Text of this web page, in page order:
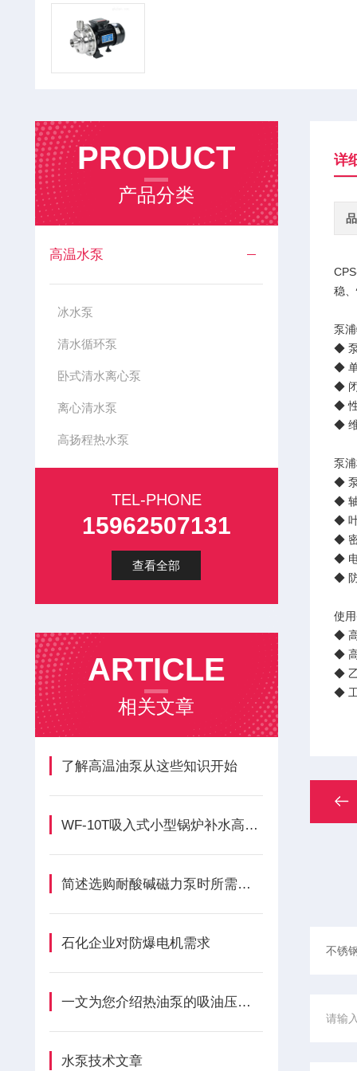
PRODUCT
产品分类
高温水泵
冰水泵
清水循环泵
卧式清水离心泵
离心清水泵
高扬程热水泵
TEL-PHONE
15962507131
查看全部
ARTICLE
相关文章
了解高温油泵从这些知识开始
WF-10T吸入式小型锅炉补水高温热水循环泵的定期维护保养方法
简述选购耐酸碱磁力泵时所需要考虑的关键因素
石化企业对防爆电机需求
一文为您介绍热油泵的吸油压油原理
水泵技术文章
详
稳
泵
◆
◆
◆
◆
◆
泵
◆
◆
◆
◆
◆
◆
使
◆
◆
◆
◆